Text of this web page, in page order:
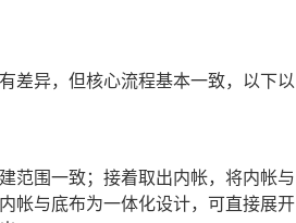
差异，但核心流程基本一致，以下以
范围一致；接着取出内帐，将内帐与
帐与底布为一体化设计，可直接展开